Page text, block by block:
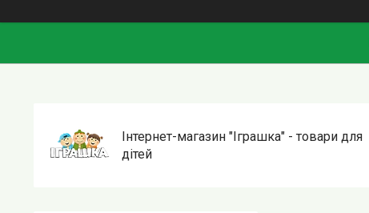
Інтернет-магазин "Іграшка" - товари для
дітей